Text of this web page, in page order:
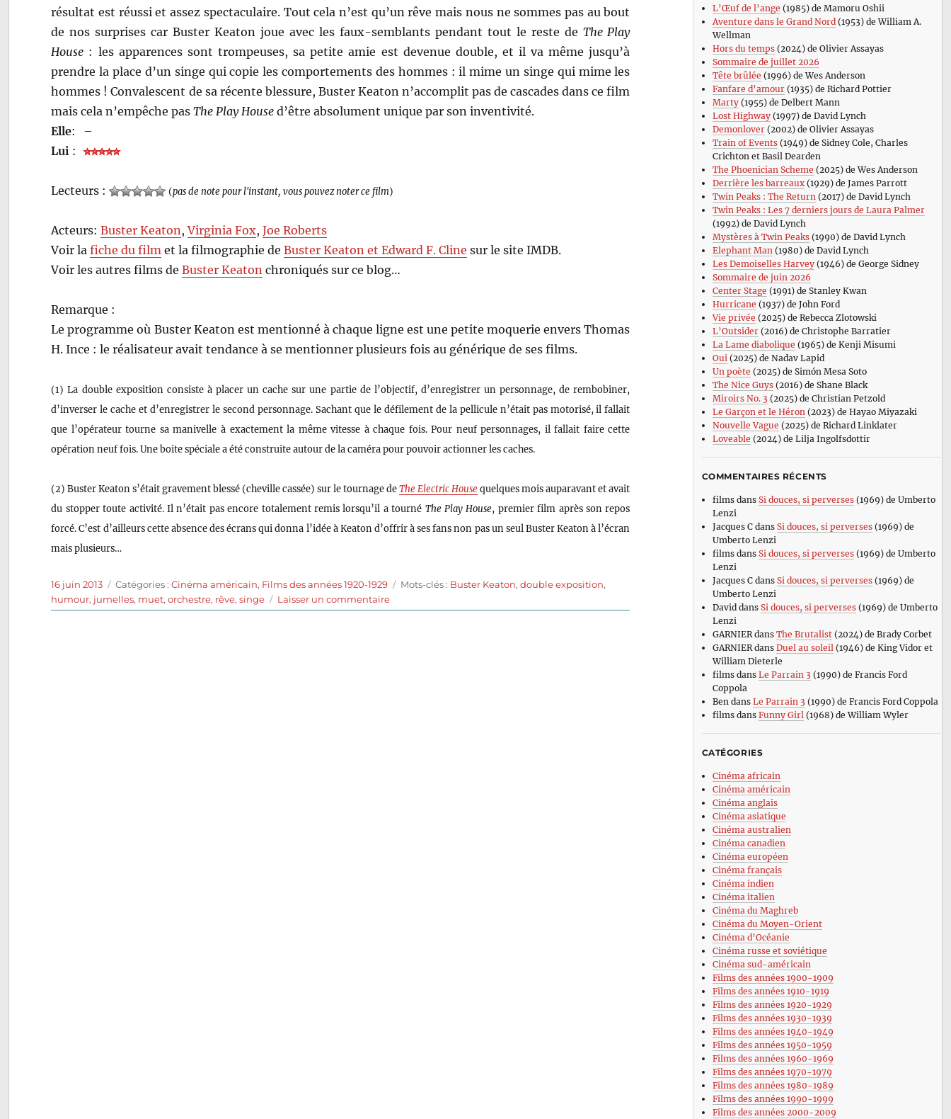
résultat est réussi et assez spectaculaire. Tout cela n’est qu’un rêve mais nous ne sommes pas au bout
de nos surprises car Buster Keaton joue avec les faux-semblants pendant tout le reste de The Play
House : les apparences sont trompeuses, sa petite amie est devenue double, et il va même jusqu’à
prendre la place d’un singe qui copie les comportements des hommes : il mime un singe qui mime les
hommes ! Convalescent de sa récente blessure, Buster Keaton n’accomplit pas de cascades dans ce film
mais cela n’empêche pasThe Play House d’être absolument unique par son inventivité.
Elle:
–
Lui :
Lecteurs : (pas de note pour l'instant, vous pouvez noter ce film)
Acteurs:Buster Keaton ,Virginia Fox,Joe Roberts
Voir lafiche du film et la filmographie deBuster Keaton et Edward F. Cline sur le site IMDB.
Voir les autres films deBuster Keaton chroniqués sur ce blog…
Remarque :
Le programme où Buster Keaton est mentionné à chaque ligne est une petite moquerie envers Thomas
H. Ince : le réalisateur avait tendance à se mentionner plusieurs fois au générique de ses films.
(1) La double exposition consiste à placer un cache sur une partie de l’objectif, d’enregistrer un personnage, de rembobiner,
d’inverser le cache et d’enregistrer le second personnage. Sachant que le défilement de la pellicule n’était pas motorisé, il fallait
que l’opérateur tourne sa manivelle à exactement la même vitesse à chaque fois. Pour neuf personnages, il fallait faire cette
opération neuf fois. Une boite spéciale a été construite autour de la caméra pour pouvoir actionner les caches.
(2) Buster Keaton s’était gravement blessé (cheville cassée) sur le tournage deThe Electric House quelques mois auparavant et avait
du stopper toute activité. Il n’était pas encore totalement remis lorsqu’il a tourné The Play House, premier film après son repos
forcé. C’est d’ailleurs cette absence des écrans qui donna l’idée à Keaton d’offrir à ses fans non pas un seul Buster Keaton à l’écran
mais plusieurs…
Publié
le
16 juin 2013 Catégories
Catégories :Cinéma américain, Films des années 1920-1929 Étiquettes
Mots-clés : Buster Keaton,double exposition,
humour, jumelles, muet,orchestre, rêve,singe Laisser un commentairesur
Frigo
L’Œuf de l’ange (1985) de Mamoru Oshii
Aventure dans le Grand Nord(1953) de William A.
Wellman
Hors du temps(2024) de Olivier Assayas
Sommaire de juillet 2026
Tête brûlée (1996) de Wes Anderson
Fanfare d’amour(1935) de Richard Pottier
Marty(1955) de Delbert Mann
Lost Highway(1997) de David Lynch
Demonlover(2002) de Olivier Assayas
Train of Events(1949) de Sidney Cole, Charles
Crichton et Basil Dearden
The Phoenician Scheme (2025) de Wes Anderson
Derrière les barreaux(1929) de James Parrott
Twin Peaks : The Return(2017) de David Lynch
Twin Peaks : Les 7 derniers jours de Laura Palmer
(1992) de David Lynch
Mystères à Twin Peaks(1990) de David Lynch
Elephant Man(1980) de David Lynch
Les Demoiselles Harvey(1946) de George Sidney
Sommaire de juin 2026
Center Stage (1991) de Stanley Kwan
Hurricane (1937) de John Ford
Vie privée (2025) de Rebecca Zlotowski
L’Outsider(2016) de Christophe Barratier
La Lame diabolique (1965) de Kenji Misumi
Oui(2025) de Nadav Lapid
Un poète (2025) de Simón Mesa Soto
The Nice Guys(2016) de Shane Black
Miroirs No. 3 (2025) de Christian Petzold
Le Garçon et le Héron(2023) de Hayao Miyazaki
Nouvelle Vague (2025) de Richard Linklater
Loveable (2024) de Lilja Ingolfsdottir
COMMENTAIRES RÉCENTS
filmsdans Si douces, si perverses(1969) de Umberto
Lenzi
Jacques Cdans Si douces, si perverses(1969) de
Umberto Lenzi
filmsdans Si douces, si perverses(1969) de Umberto
Lenzi
Jacques Cdans Si douces, si perverses(1969) de
Umberto Lenzi
David dans Si douces, si perverses(1969) de Umberto
Lenzi
GARNIERdans The Brutalist(2024) de Brady Corbet
GARNIERdans Duel au soleil (1946) de King Vidor et
William Dieterle
filmsdans Le Parrain 3 (1990) de Francis Ford
Coppola
Ben dans Le Parrain 3 (1990) de Francis Ford Coppola
filmsdans Funny Girl (1968) de William Wyler
CATÉGORIES
Cinéma africain
Cinéma américain
Cinéma anglais
Cinéma asiatique
Cinéma australien
Cinéma canadien
Cinéma européen
Cinéma français
Cinéma indien
Cinéma italien
Cinéma du Maghreb
Cinéma du Moyen-Orient
Cinéma d’Océanie
Cinéma russe et soviétique
Cinéma sud-américain
Films des années 1900-1909
Films des années 1910-1919
Films des années 1920-1929
Films des années 1930-1939
Films des années 1940-1949
Films des années 1950-1959
Films des années 1960-1969
Films des années 1970-1979
Films des années 1980-1989
Films des années 1990-1999
Films des années 2000-2009